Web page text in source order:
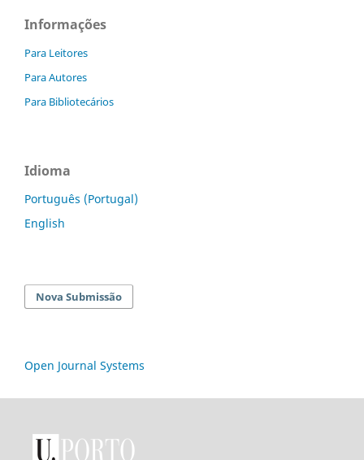
Informações
Para Leitores
Para Autores
Para Bibliotecários
Idioma
Português (Portugal)
English
Nova Submissão
Open Journal Systems